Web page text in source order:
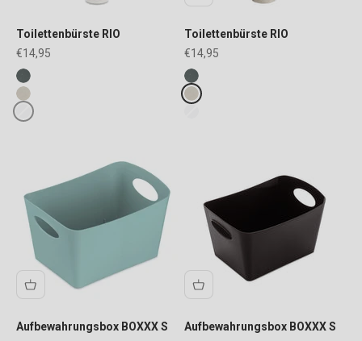
Toilettenbürste RIO
Angebot
€14,95
Fake colours
ash grey
desert sand
cotton white
Toilettenbürste RIO
Angebot
€14,95
Fake colours
ash grey
desert sand
Aufbewahrungsbox BOXXX S
Aufbewahrungsbox BOXXX S